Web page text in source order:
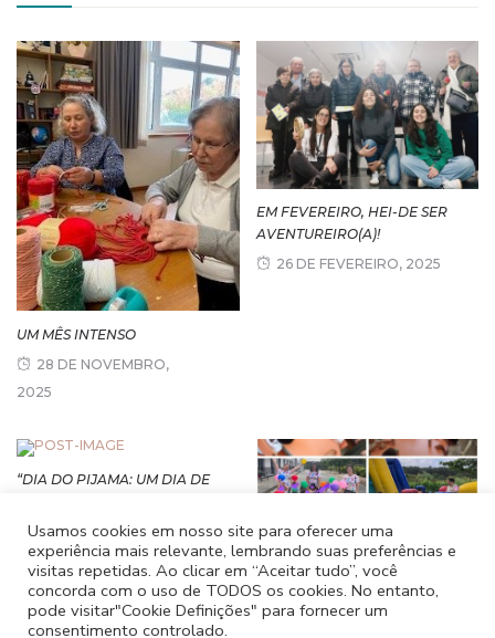
UM MÊS INTENSO
28 DE NOVEMBRO,
2025
EM FEVEREIRO, HEI-DE SER
AVENTUREIRO(A)!
26 DE FEVEREIRO, 2025
“DIA DO PIJAMA: UM DIA DE
DIREITOS!”
28 DE NOVEMBRO,
2025
O MÊS DE JUNHO
Usamos cookies em nosso site para oferecer uma
experiência mais relevante, lembrando suas preferências e
visitas repetidas. Ao clicar em “Aceitar tudo”, você
concorda com o uso de TODOS os cookies. No entanto,
pode visitar"Cookie Definições" para fornecer um
consentimento controlado.